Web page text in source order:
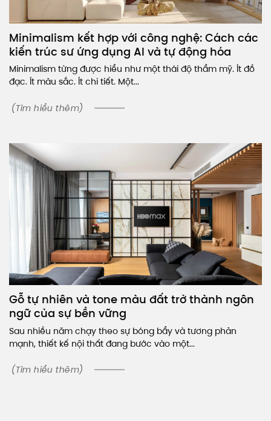
Minimalism kết hợp với công nghệ: Cách các
kiến trúc sư ứng dụng AI và tự động hóa
Minimalism từng được hiểu như một thái độ thẩm mỹ. Ít đồ
đạc. Ít màu sắc. Ít chi tiết. Một...
(Tìm hiểu thêm)
Gỗ tự nhiên và tone màu đất trở thành ngôn
ngữ của sự bền vững
Sau nhiều năm chạy theo sự bóng bẩy và tương phản
mạnh, thiết kế nội thất đang bước vào một...
(Tìm hiểu thêm)